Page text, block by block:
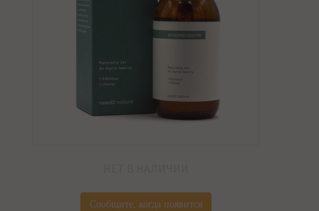
Сообщите, когда появится